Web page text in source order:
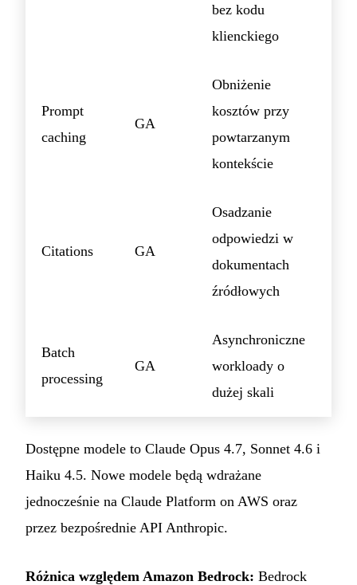
bez kodu
klienckiego
Prompt
caching
GA
Obniżenie
kosztów przy
powtarzanym
kontekście
Citations GA
Osadzanie
odpowiedzi w
dokumentach
źródłowych
Batch
processing
GA
Asynchroniczne
workloady o
dużej skali
Dostępne modele to Claude Opus 4.7, Sonnet 4.6 i
Haiku 4.5. Nowe modele będą wdrażane
jednocześnie na Claude Platform on AWS oraz
przez bezpośrednie API Anthropic.
Różnica względem Amazon Bedrock: Bedrock